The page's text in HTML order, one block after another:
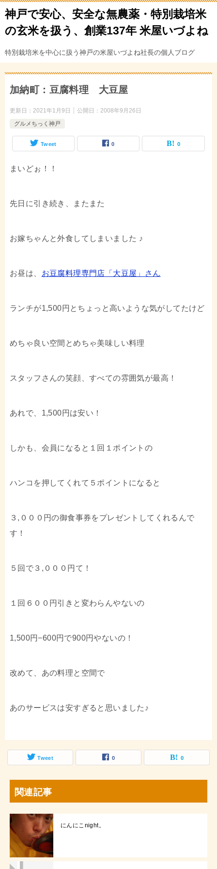
神戸で安心、安全な無農薬・特別栽培米
の玄米を扱う、創業137年 米屋いづよね
特別栽培米を中心に扱う神戸の米屋いづよね社長の個人ブログ
加納町：豆腐料理 大豆屋
更新日： 2021年1月9日 公開日： 2008年9月26日
グルメちっく神戸
Tweet 0 0
まいどぉ！！
先日に引き続き、またまた
お嫁ちゃんと外食してしまいました ♪
お昼は、 お豆腐料理専門店「大豆屋」さん
ランチが1,500円とちょっと高いような気がしてたけど
めちゃ良い空間とめちゃ美味しい料理
スタッフさんの笑顔、すべての雰囲気が最高！
あれで、1,500円は安い！
しかも、会員になると１回１ポイントの
ハンコを押してくれて５ポイントになると
３,０００円の御食事券をプレゼントしてくれるんで
す！
５回で３,０００円て！
１回６００円引きと変わらんやないの
1,500円−600円で900円やないの！
改めて、あの料理と空間で
あのサービスは安すぎると思いました♪
Tweet 0 0
関連記事
にんにこnight。